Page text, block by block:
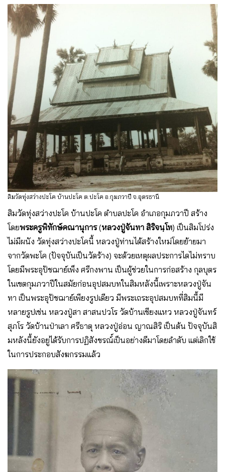
สิมวัดทุ่งสว่างปะโค บ้านปะโค ต.ปะโค อ.กุมภวาปี จ.อุดรธานี
สิมวัดทุ่งสว่างปะโค บ้านปะโค ตำบลปะโค อำเภอกุมภวาปี สร้าง
โดยพระครูพิทักษ์คณานุการ(หลวงปู่จันทา สิริจนฺโท) เป็นสิมโปร่ง
ไม่มีผนัง วัดทุ่งสว่างปะโคนี้ หลวงปู่ท่านได้สร้างใหม่โดยย้ายมา
จากวัดพะโค (ปัจจุบันเป็นวัดร้าง) จะด้วยเหตุผลประการไดไม่ทราบ
โดยมีพระอุปัชฌาย์เพ็ง ศรีกงพาน เป็นผู้ช่วยในการก่อสร้าง กุลบุตร
ในเขตกุมภวาปีในสมัยก่อนอุปสมบทในสิมหลังนี้เพราะหลวงปู่จัน
ทา เป็นพระอุปัชฌาย์เพียงรูปเดียว มีพระเถระอุปสมบทที่สิมนี้มี
หลายรูปเช่น หลวงปู่สา สาสนปวโร วัดบ้านเชียงแหว หลวงปู่จันทร์
สุภโร วัดบ้านป่าเลา ศรีธาตุ หลวงปู่อ่อน ญาณสิริ เป็นต้น ปัจจุบันสิ
มหลังนี้ยังอยู่ได้รับการปฏิสังขรณ์์เป็นอย่างดีมาโดยลำดับ แต่เลิกใช้
ในการประกอบสังฆกรรมแล้ว